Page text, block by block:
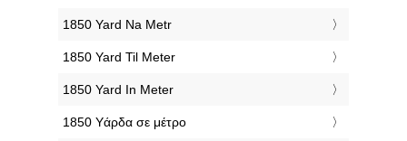
‎1850 Yard Na Metr
‎1850 Yard Til Meter
‎1850 Yard In Meter
‎1850 Υάρδα σε μέτρο